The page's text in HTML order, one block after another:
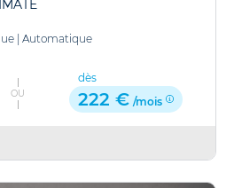
Automatique
OU
dès
222 € /mois